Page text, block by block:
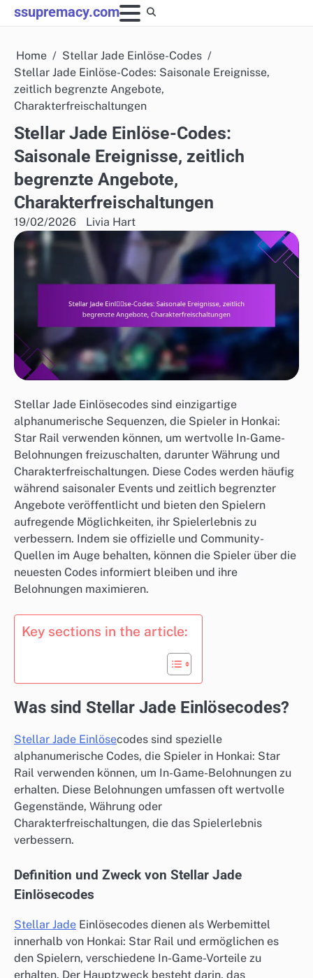
Skip
to
ssupremacy.com
Home
Stellar Jade Einlöse-Codes
Stellar Jade Einlöse-Codes: Saisonale Ereignisse,
zeitlich begrenzte Angebote,
Charakterfreischaltungen
Stellar Jade Einlöse-Codes:
Saisonale Ereignisse, zeitlich
begrenzte Angebote,
Charakterfreischaltungen
19/02/2026 Livia Hart
Stellar Jade Einlösecodes sind einzigartige
alphanumerische Sequenzen, die Spieler in Honkai:
Star Rail verwenden können, um wertvolle In-Game-
Belohnungen freizuschalten, darunter Währung und
Charakterfreischaltungen. Diese Codes werden häufig
während saisonaler Events und zeitlich begrenzter
Angebote veröffentlicht und bieten den Spielern
aufregende Möglichkeiten, ihr Spielerlebnis zu
verbessern. Indem sie offizielle und Community-
Quellen im Auge behalten, können die Spieler über die
neuesten Codes informiert bleiben und ihre
Belohnungen maximieren.
Key sections in the article:
Was sind Stellar Jade Einlösecodes?
Stellar Jade Einlösecodes sind spezielle
alphanumerische Codes, die Spieler in Honkai: Star
Rail verwenden können, um In-Game-Belohnungen zu
erhalten. Diese Belohnungen umfassen oft wertvolle
Gegenstände, Währung oder
Charakterfreischaltungen, die das Spielerlebnis
verbessern.
Definition und Zweck von Stellar Jade
Einlösecodes
Stellar Jade Einlösecodes dienen als Werbemittel
innerhalb von Honkai: Star Rail und ermöglichen es
den Spielern, verschiedene In-Game-Vorteile zu
erhalten. Der Hauptzweck besteht darin, das